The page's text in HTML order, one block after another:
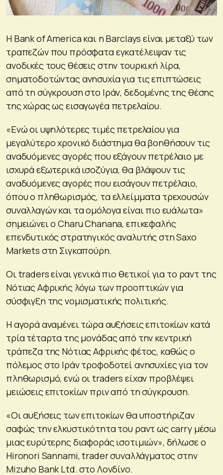
Η Bank of America και η Barclays είναι μεταξύ των
τραπεζών που πρόσφατα εγκατέλειψαν τις
ανοδικές τους θέσεις στην τουρκική λίρα,
σηματοδοτώντας ανησυχία για τις επιπτώσεις
από τη σύγκρουση στο Ιράν, δεδομένης της θέσης
της χώρας ως εισαγωγέα πετρελαίου.
«Ενώ οι υψηλότερες τιμές πετρελαίου για
μεγαλύτερο χρονικό διάστημα θα βοηθήσουν τις
αναδυόμενες αγορές που εξάγουν πετρέλαιο με
ισχυρά εξωτερικά ισοζύγια, θα βλάψουν τις
αναδυόμενες αγορές που εισάγουν πετρέλαιο,
όπου ο πληθωρισμός, τα ελλείμματα τρεχουσών
συναλλαγών και τα ομόλογα είναι πιο ευάλωτα»
σημειώνει ο Charu Chanana, επικεφαλής
επενδυτικός στρατηγικός αναλυτής στη Saxo
Markets στη Σιγκαπούρη.
Οι traders είναι γενικά πιο θετικοί για το ραντ της
Νότιας Αφρικής λόγω των προοπτικών για
σύσφιγξη της νομισματικής πολιτικής.
Η αγορά αναμένει τώρα αυξήσεις επιτοκίων κατά
τρία τέταρτα της μονάδας από την κεντρική
τράπεζα της Νότιας Αφρικής φέτος, καθώς ο
πόλεμος στο Ιράν τροφοδοτεί ανησυχίες για τον
πληθωρισμό, ενώ οι traders είχαν προβλέψει
μειώσεις επιτοκίων πριν από τη σύγκρουση.
«Οι αυξήσεις των επιτοκίων θα υποστήριζαν
σαφώς την ελκυστικότητα του ραντ ως carry μέσω
μιας ευρύτερης διαφοράς ισοτιμιών», δήλωσε ο
Hironori Sannami, trader συναλλάγματος στην
Mizuho Bank Ltd. στο Λονδίνο.